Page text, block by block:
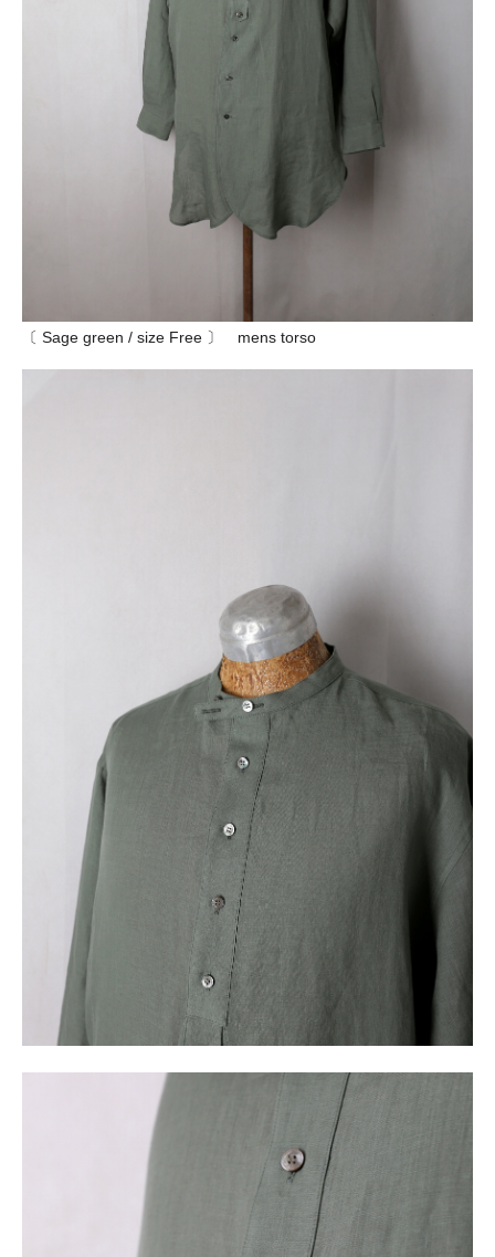
〔 Sage green / size Free 〕 mens torso